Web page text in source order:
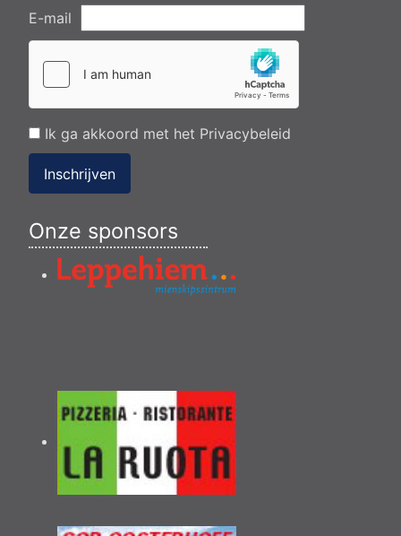
E-mail
Ik ga akkoord met het Privacybeleid
Inschrijven
Onze sponsors